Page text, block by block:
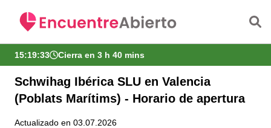
15:19:34 Cierra en 3 h 40 mins
Schwihag Ibérica SLU en Valencia
(Poblats Marítims) - Horario de apertura
Actualizado en 03.07.2026